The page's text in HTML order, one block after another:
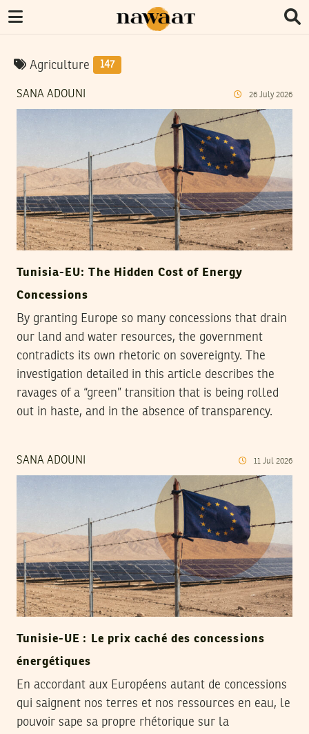
Agriculture 147
SANA ADOUNI 26 July 2026
Tunisia-EU: The Hidden Cost of Energy
Concessions
By granting Europe so many concessions that drain
our land and water resources, the government
contradicts its own rhetoric on sovereignty. The
investigation detailed in this article describes the
ravages of a “green” transition that is being rolled
out in haste, and in the absence of transparency.
SANA ADOUNI 11 Jul 2026
Tunisie-UE : Le prix caché des concessions
énergétiques
En accordant aux Européens autant de concessions
qui saignent nos terres et nos ressources en eau, le
pouvoir sape sa propre rhétorique sur la